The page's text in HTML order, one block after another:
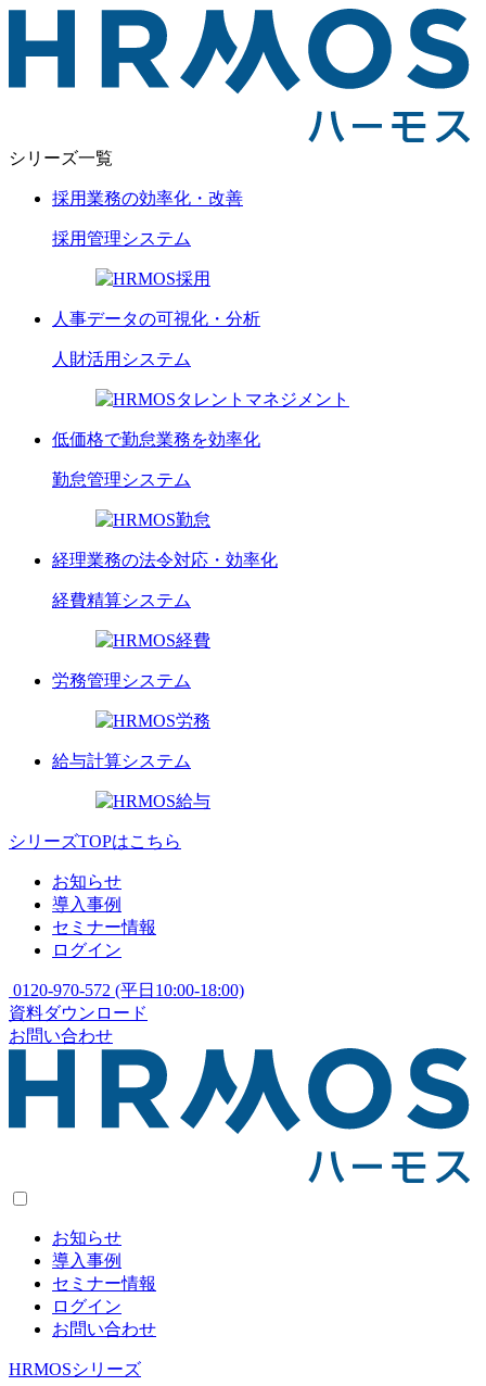
シリーズ一覧
採用業務の効率化・改善
採用管理システム
人事データの可視化・分析
人財活用 システム
低価格で勤怠業務を効率化
勤怠管理システム
経理業務の法令対応・効率化
経費精算システム
労務管理システム
給与計算システム
シリーズTOPはこちら
お知らせ
導入事例
セミナー情報
ログイン
0120-970-572 (平日10:00-18:00)
資料ダウンロード
お問い合わせ
お知らせ
導入事例
セミナー情報
ログイン
お問い合わせ
HRMOSシリーズ